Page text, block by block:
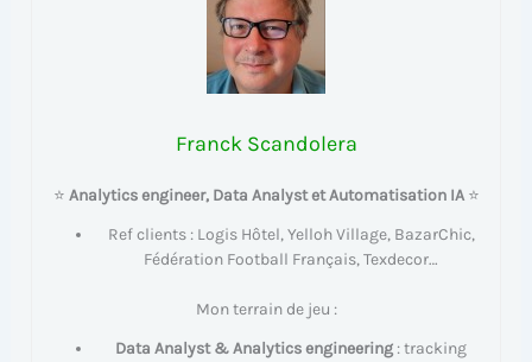
Franck Scandolera
⭐ Analytics engineer, Data Analyst et Automatisation IA⭐
Ref clients : Logis Hôtel, Yelloh Village, BazarChic,
Fédération Football Français, Texdecor…
Mon terrain de jeu :
Data Analyst & Analytics engineering : tracking